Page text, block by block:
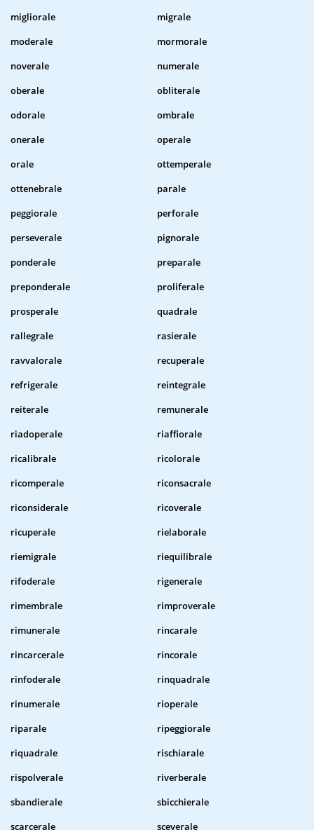
migliorale
migrale
moderale
mormorale
noverale
numerale
oberale
obliterale
odorale
ombrale
onerale
operale
orale
ottemperale
ottenebrale
parale
peggiorale
perforale
perseverale
pignorale
ponderale
preparale
preponderale
proliferale
prosperale
quadrale
rallegrale
rasierale
ravvalorale
recuperale
refrigerale
reintegrale
reiterale
remunerale
riadoperale
riaffiorale
ricalibrale
ricolorale
ricomperale
riconsacrale
riconsiderale
ricoverale
ricuperale
rielaborale
riemigrale
riequilibrale
rifoderale
rigenerale
rimembrale
rimproverale
rimunerale
rincarale
rincarcerale
rincorale
rinfoderale
rinquadrale
rinumerale
rioperale
riparale
ripeggiorale
riquadrale
rischiarale
rispolverale
riverberale
sbandierale
sbicchierale
scarcerale
sceverale